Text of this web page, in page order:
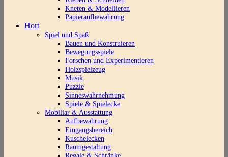
Kneten & Modellieren
Papieraufbewahrung
Hort
Spiel und Spaß
Bauen und Konstruieren
Bewegungsspiele
Forschen und Experimentieren
Holzspielzeug
Musik
Puzzle
Sinneswahrnehmung
Spiele & Spielecke
Mobiliar & Ausstattung
Aufbewahrung
Eingangsbereich
Kuschelecken
Raumgestaltung